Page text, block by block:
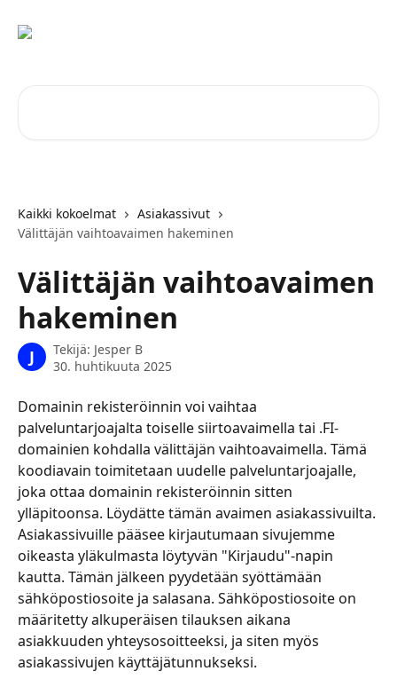
Kaikki kokoelmat
Asiakassivut
Välittäjän vaihtoavaimen hakeminen
Välittäjän vaihtoavaimen
hakeminen
J Tekijä: Jesper B
30. huhtikuuta 2025
Domainin rekisteröinnin voi vaihtaa
palveluntarjoajalta toiselle siirtoavaimella tai .FI-
domainien kohdalla välittäjän vaihtoavaimella. Tämä
koodiavain toimitetaan uudelle palveluntarjoajalle,
joka ottaa domainin rekisteröinnin sitten
ylläpitoonsa. Löydätte tämän avaimen asiakassivuilta.
Asiakassivuille pääsee kirjautumaan sivujemme
oikeasta yläkulmasta löytyvän "Kirjaudu"-napin
kautta. Tämän jälkeen pyydetään syöttämään
sähköpostiosoite ja salasana. Sähköpostiosoite on
määritetty alkuperäisen tilauksen aikana
asiakkuuden yhteysosoitteeksi, ja siten myös
asiakassivujen käyttäjätunnukseksi.